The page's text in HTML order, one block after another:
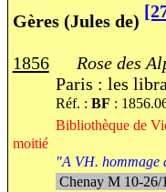
Gères (Jules de)
1856
Rose des
Paris : les
Réf. : BF :
Bibliothèque de
moitié
"A VH. hommage
Chenay M 10-